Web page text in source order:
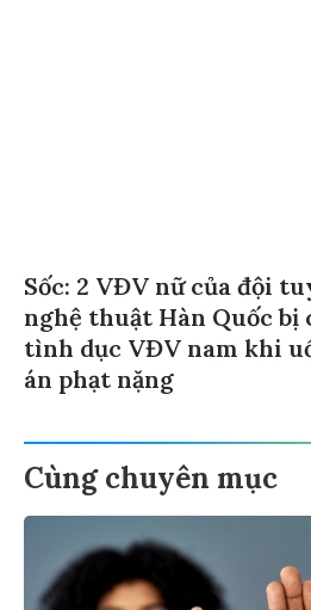
Sốc: 2 VĐV nữ của đội
nghệ thuật Hàn Quốc bị
tình dục VĐV nam khi
án phạt nặng
Cùng chuyên mục